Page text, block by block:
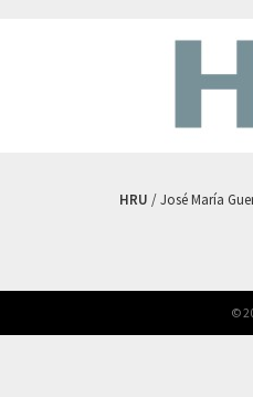
HRU / José María
©